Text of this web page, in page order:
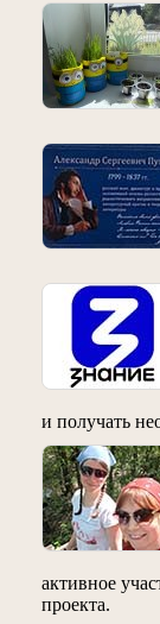
и получать
активное
проекта.